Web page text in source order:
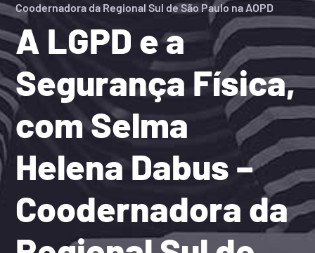
A LGPD e a
Segurança Física,
com Selma
Helena Dabus –
Coodernadora da
Coodernadora da Regional Sul de São Paulo na AOPD